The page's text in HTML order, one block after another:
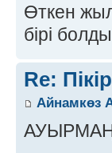
Өткен
бірі
Re:
Айнамкөз